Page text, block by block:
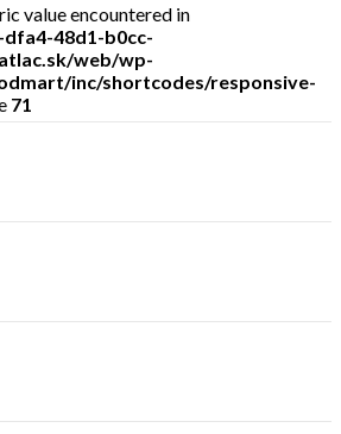
value encountered in
48d1-b0cc-
web/wp-
inc/shortcodes/responsive-
71